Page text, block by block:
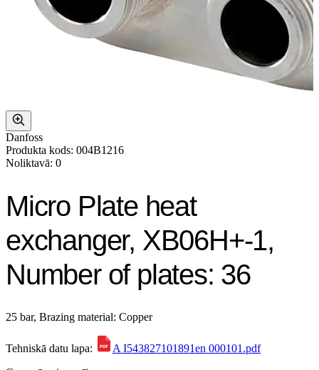
Danfoss
Produkta kods: 004B1216
Noliktavā: 0
Micro Plate heat
exchanger, XB06H+-1,
Number of plates: 36
25 bar, Brazing material: Copper
Tehniskā datu lapa:
A I543827101891en 000101.pdf